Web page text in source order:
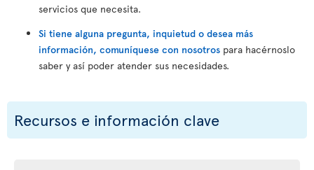
servicios que necesita.
Si tiene alguna pregunta, inquietud o desea más
información, comuníquese con nosotros para hacérnoslo
saber y así poder atender sus necesidades.
Recursos e información clave